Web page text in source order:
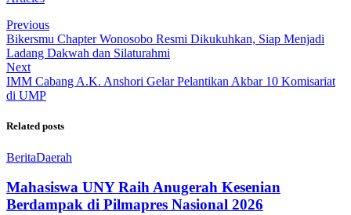
Previous
Bikersmu Chapter Wonosobo Resmi Dikukuhkan, Siap Menjadi
Ladang Dakwah dan Silaturahmi
Next
IMM Cabang A.K. Anshori Gelar Pelantikan Akbar 10 Komisariat
di UMP
Related posts
BeritaDaerah
Mahasiswa UNY Raih Anugerah Kesenian
Berdampak di Pilmapres Nasional 2026